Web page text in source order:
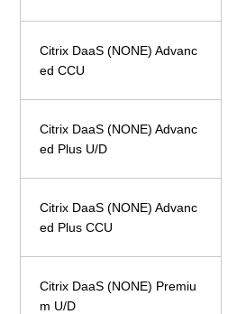
Citrix DaaS (NONE) Advanc
ed CCU
Citrix DaaS (NONE) Advanc
ed Plus U/D
Citrix DaaS (NONE) Advanc
ed Plus CCU
Citrix DaaS (NONE) Premiu
m U/D